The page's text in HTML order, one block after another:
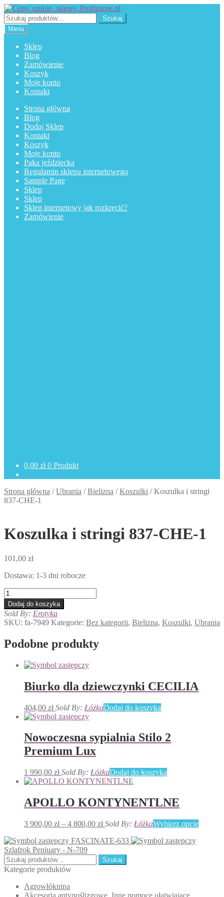
Przejdź
do
nawigacji
Przejdź
do
treści
Szukaj:
Szukaj
Menu
Sklep
Blog
Zamówienie
Koszyk
Moje konto
Kontakt
Strona główna
Blog
Dodaj Sklep
Kontakt
Koszyk
Moje konto
Paka jeździecka
Regulamin sklepu internetowego
Sample Page
Sklep
Sklep
Sklep internetowy jak rozkręcić?
Zamówienie
0,00 zł 0 Produkt
Strona główna /Ubrania /Bielizna /Koszulki /Koszulka i stringi
837-CHE-1
Koszulka i stringi 837-CHE-1
101,00 zł
Dostawa: 1-3 dni robocze
ilość
Koszulka
i
stringi
837-
1
Dodaj do koszyka
Sold By: Erotyka
SKU: fa-7949 Kategorie: Bez kategorii, Bielizna, Koszulki, Ubrania
Podobne produkty
Biurko dla dziewczynki CECILIA
404,00 zł Sold By: ŁóżkaDodaj do koszyka
Nowoczesna sypialnia Stilo 2
Premium Lux
1 990,00 zł Sold By: ŁóżkaDodaj do koszyka
APOLLO KONTYNENTLNE
3 900,00 zł – 4 800,00 złZakres
od
900,00 zł
Sold By: ŁóżkaWybierz opcjeTen
FASCINATE-633
Szlafrok Peniuary - N-709
Szukaj:
Szukaj
Kategorie produktów
Agrowłóknina